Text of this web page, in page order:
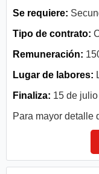
Se requiere:
Tipo de contrato:
Remuneración:
Lugar de labores:
Finaliza: 15 de
Para mayor detalle